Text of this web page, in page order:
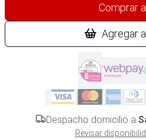
Comprar
Agregar
Despacho domicilio a
Revisar